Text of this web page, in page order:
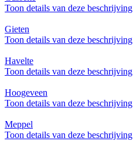
Toon details van deze beschrijving
Gieten
Toon details van deze beschrijving
Havelte
Toon details van deze beschrijving
Hoogeveen
Toon details van deze beschrijving
Meppel
Toon details van deze beschrijving